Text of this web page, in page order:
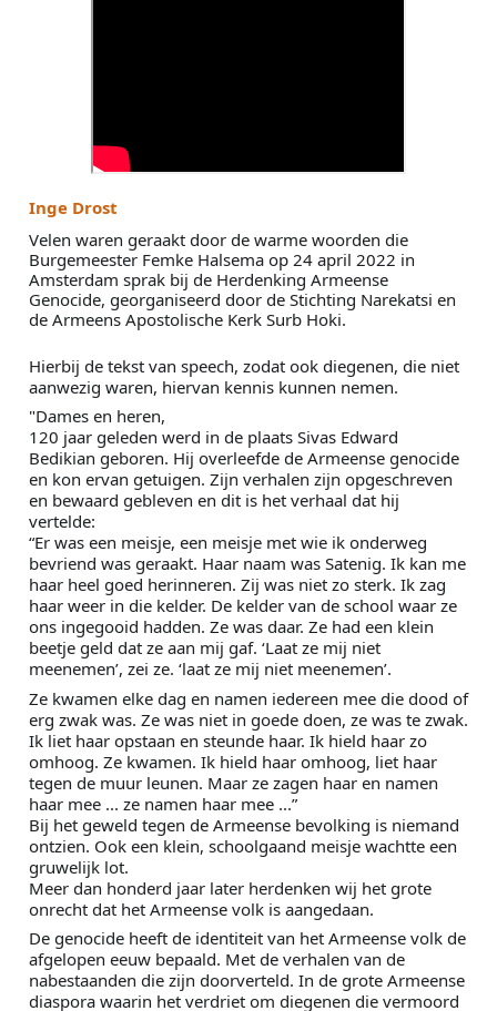
Inge Drost
Velen waren geraakt door de warme woorden die
Burgemeester Femke Halsema op 24 april 2022 in
Amsterdam sprak bij de Herdenking Armeense
Genocide, georganiseerd door de Stichting Narekatsi en
de Armeens Apostolische Kerk Surb Hoki.
Hierbij de tekst van speech, zodat ook diegenen, die niet
aanwezig waren, hiervan kennis kunnen nemen.
"Dames en heren,
120 jaar geleden werd in de plaats Sivas Edward
Bedikian geboren. Hij overleefde de Armeense genocide
en kon ervan getuigen. Zijn verhalen zijn opgeschreven
en bewaard gebleven en dit is het verhaal dat hij
vertelde:
“Er was een meisje, een meisje met wie ik onderweg
bevriend was geraakt. Haar naam was Satenig. Ik kan me
haar heel goed herinneren. Zij was niet zo sterk. Ik zag
haar weer in die kelder. De kelder van de school waar ze
ons ingegooid hadden. Ze was daar. Ze had een klein
beetje geld dat ze aan mij gaf. ‘Laat ze mij niet
meenemen’, zei ze. ‘laat ze mij niet meenemen’.
Ze kwamen elke dag en namen iedereen mee die dood of
erg zwak was. Ze was niet in goede doen, ze was te zwak.
Ik liet haar opstaan en steunde haar. Ik hield haar zo
omhoog. Ze kwamen. Ik hield haar omhoog, liet haar
tegen de muur leunen. Maar ze zagen haar en namen
haar mee ... ze namen haar mee ...”
Bij het geweld tegen de Armeense bevolking is niemand
ontzien. Ook een klein, schoolgaand meisje wachtte een
gruwelijk lot.
Meer dan honderd jaar later herdenken wij het grote
onrecht dat het Armeense volk is aangedaan.
De genocide heeft de identiteit van het Armeense volk de
afgelopen eeuw bepaald. Met de verhalen van de
nabestaanden die zijn doorverteld. In de grote Armeense
diaspora waarin het verdriet om diegenen die vermoord